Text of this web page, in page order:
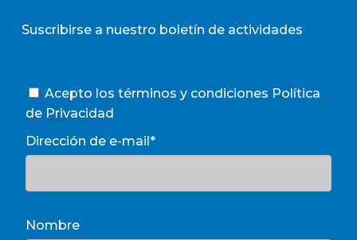
Suscribirse a nuestro boletín de actividades
Acepto los términos y condiciones Política
de Privacidad
Dirección de e-mail*
Nombre